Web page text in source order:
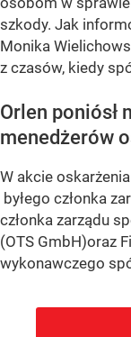
szkody. Jak
Monika
z czasów, kiedy
Orlen poniósł
menedżerów
W akcie
byłego członka
członka zarządu
(OTS GmbH)oraz
wykonawczego